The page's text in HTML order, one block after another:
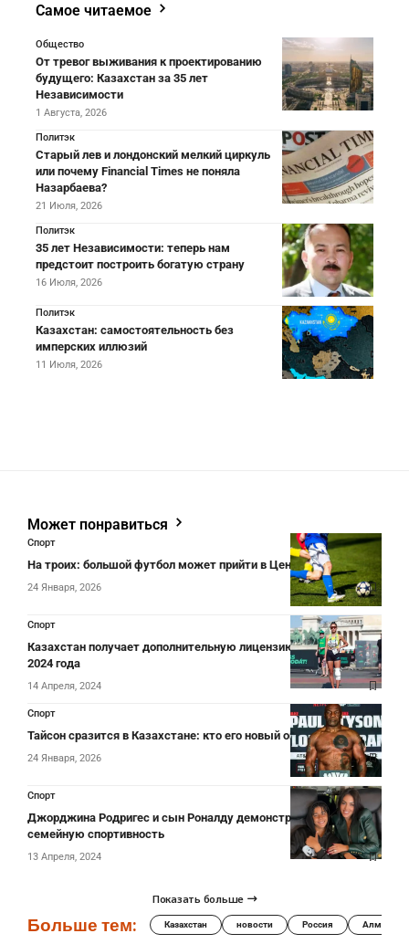
Самое читаемое
Общество
От тревог выживания к проектированию
будущего: Казахстан за 35 лет
Независимости
1 Августа, 2026
Политэк
Старый лев и лондонский мелкий циркуль
или почему Financial Times не поняла
Назарбаева?
21 Июля, 2026
Политэк
35 лет Независимости: теперь нам
предстоит построить богатую страну
16 Июля, 2026
Политэк
Казахстан: самостоятельность без
имперских иллюзий
11 Июля, 2026
Может понравиться
Спорт
На троих: большой футбол может прийти в Центральную Азию
24 Января, 2026
Спорт
Казахстан получает дополнительную лицензию на Олимпиаду
2024 года
14 Апреля, 2024
Спорт
Тайсон сразится в Казахстане: кто его новый оппонент?
24 Января, 2026
Спорт
Джорджина Родригес и сын Роналду демонстрируют
семейную спортивность
13 Апреля, 2024
Показать больше
Больше тем: Казахстан новости Россия Алматы